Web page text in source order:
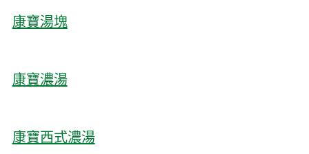
康寶湯塊
康寶濃湯
康寶西式濃湯